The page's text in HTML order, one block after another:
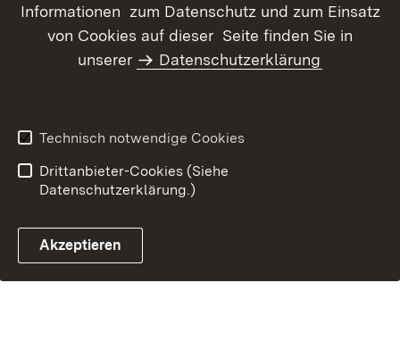
Inhaltsübersicht
Kontakt
Benutzungshinweise
Impressum
Informationen zum Datenschutz und zum Einsatz
von Cookies auf dieser Seite finden Sie in
unserer
Datenschutzerklärung
Technisch notwendige Cookies
Drittanbieter-Cookies (Siehe
Datenschutzerklärung.)
Akzeptieren